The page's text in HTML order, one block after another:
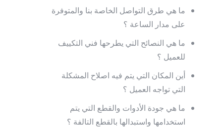
ما هي طرق التواصل الخاصة بنا والمتوفرة
على مدار الساعة ؟
ما هي النصائح التي يطرحها فني التكييف
للعميل ؟
أين المكان التي يتم فيه اصلاح المشكلة
التي تواجه العميل ؟
ما هي جودة الأدوات والقطع التي يتم
استخدامها واستبدالها بالقطع التالفة ؟